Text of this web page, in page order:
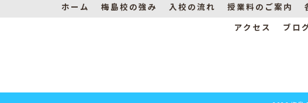
ホーム 梅島校の強み 入校の流れ 授業料のご案内
アクセス
ブロ